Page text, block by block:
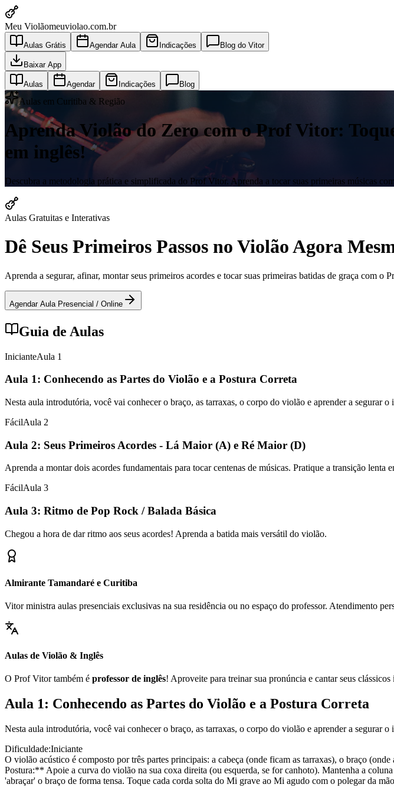
Meu Violãomeuviolao.com.br
Aulas Grátis Agendar Aula Indicações Blog do Vitor
Baixar App
Aulas Agendar Indicações Blog
Aulas em Curitiba & Região
Aprenda Violão do Zero com o Prof Vitor:
em inglês!
Descubra a metodologia prática e simplificada do Prof Vitor. Aprenda a tocar suas primeiras músicas
Aulas Gratuitas e Interativas
Dê Seus Primeiros Passos no Violão Agora
Aprenda a segurar, afinar, montar seus primeiros acordes e tocar suas primeiras batidas de graça com
Agendar Aula Presencial / Online
Guia de Aulas
InicianteAula 1
Aula 1: Conhecendo as Partes do Violão e a Postura Correta
Nesta aula introdutória, você vai conhecer o braço, as tarraxas, o corpo do violão e aprender a segurar
FácilAula 2
Aula 2: Seus Primeiros Acordes - Lá Maior (A) e Ré Maior (D)
Aprenda a montar dois acordes fundamentais para tocar centenas de músicas. Pratique a transição lenta
FácilAula 3
Aula 3: Ritmo de Pop Rock / Balada Básica
Chegou a hora de dar ritmo aos seus acordes! Aprenda a batida mais versátil do violão.
Almirante Tamandaré e Curitiba
Vitor ministra aulas presenciais exclusivas na sua residência ou no espaço do professor. Atendimento
Aulas de Violão & Inglês
O Prof Vitor também é professor de inglês! Aproveite para treinar sua pronúncia e cantar seus
Aula 1: Conhecendo as Partes do Violão e a Postura Correta
Nesta aula introdutória, você vai conhecer o braço, as tarraxas, o corpo do violão e aprender a segurar
Dificuldade:Iniciante
O violão acústico é composto por três partes principais: a cabeça (onde ficam as tarraxas), o braço
Postura:** Apoie a curva do violão na sua coxa direita (ou esquerda, se for canhoto). Mantenha a
'abraçar' o braço de forma tensa. Toque cada corda solta do Mi grave ao Mi agudo com o polegar da